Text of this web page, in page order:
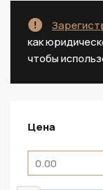
как
чтобы
Цена